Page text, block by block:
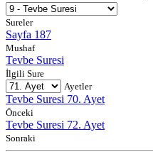
Sureler
Sayfa 187
Mushaf
Tevbe Suresi
İlgili Sure
Ayetler
Tevbe Suresi 70. Ayet
Önceki
Tevbe Suresi 72. Ayet
Sonraki